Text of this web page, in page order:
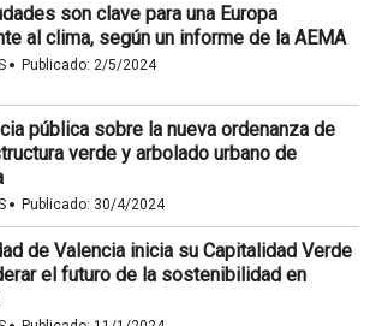
son clave para una Europa
al clima, según un informe de la AEMA
· Publicado: 2/5/2024
pública sobre la nueva ordenanza de
verde y arbolado urbano de
· Publicado: 30/4/2024
de Valencia inicia su Capitalidad Verde
el futuro de la sostenibilidad en